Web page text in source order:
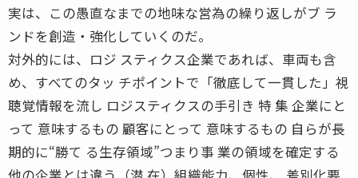
実は、この愚直なまでの地味な営為の繰り返しがブ ラ
ンドを創造・強化していくのだ。
対外的には、ロジ スティクス企業であれば、車両も含
め、すべてのタッ チポイントで「徹底して一貫した」視
聴覚情報を流し ロジスティクスの手引き 特 集 企業にと
って 意味するもの 顧客にとって 意味するもの 自らが長
期的に“勝て る生存領域”つまり事 業の領域を確定する